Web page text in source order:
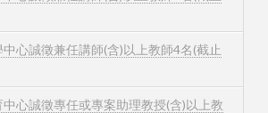
心誠徵兼任講師(含)以上教師4名(截止
心誠徵專任或專案助理教授(含)以上教